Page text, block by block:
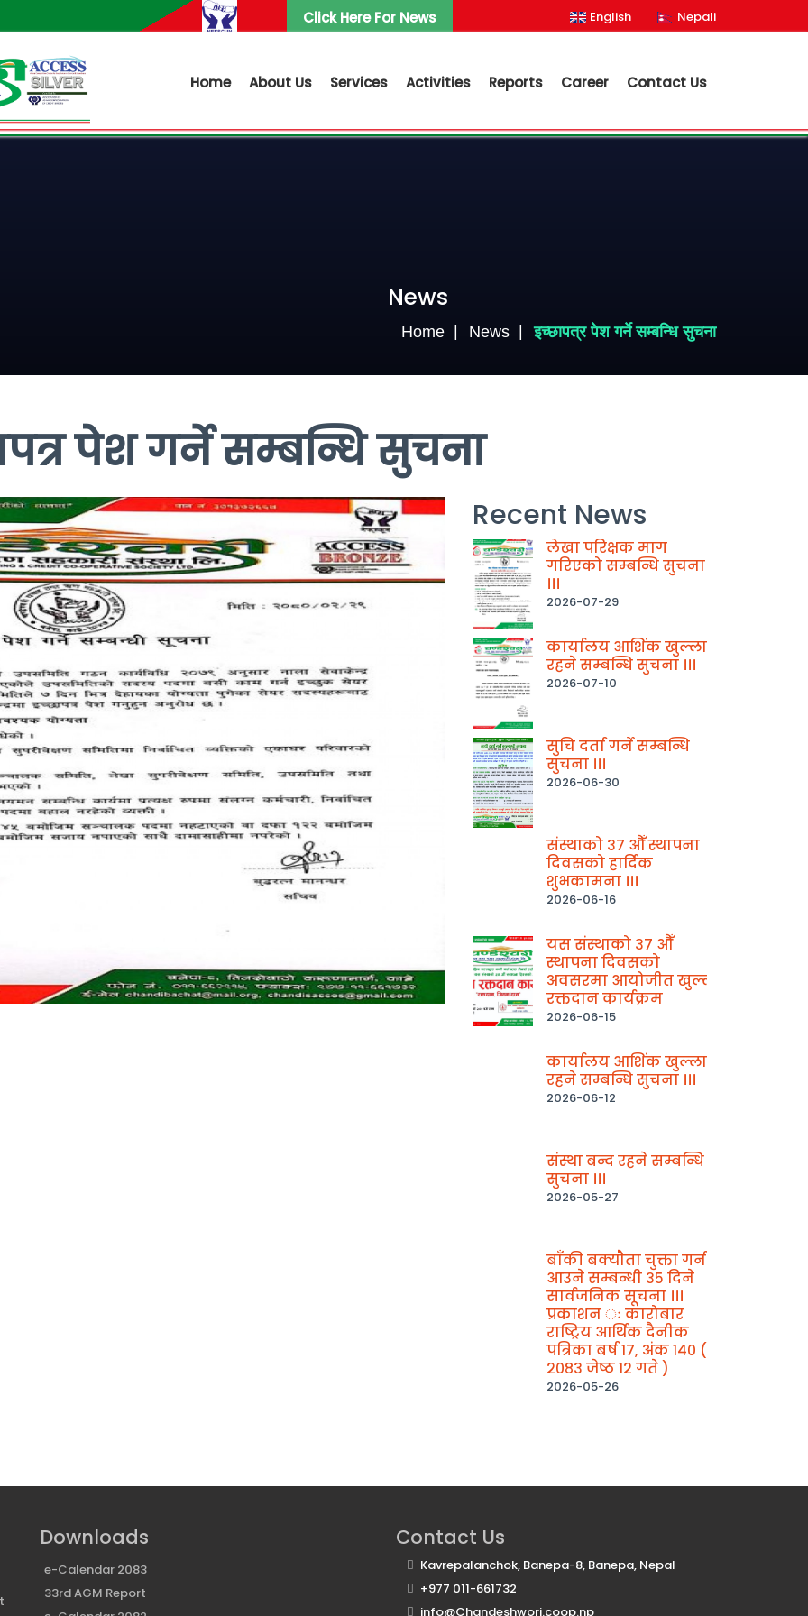
Click Here For News English Nepali
Home About Us Services Activities Reports Career Contact Us
News
Home News इच्छापत्र पेश गर्ने सम्बन्धि सुचना
पेश गर्ने सम्बन्धि सुचना
Recent News
लेखा परिक्षक माग
गरिएको सम्बन्धि सुचना
।।।
2026-07-29
कार्यालय आशिंक खुल्ला
रहने सम्बन्धि सुचना ।।।
2026-07-10
सुचि दर्ता गर्ने सम्बन्धि
सुचना ।।।
2026-06-30
संस्थाको ३७ औँ स्थापना
दिवसको हार्दिक
शुभकामना ।।।
2026-06-16
यस संस्थाको ३७ औँ
स्थापना दिवसको
अवसरमा आयोजीत खुल्ला
रक्तदान कार्यक्रम
2026-06-15
कार्यालय आशिंक खुल्ला
रहने सम्बन्धि सुचना ।।।
2026-06-12
संस्था बन्द रहने सम्बन्धि
सुचना ।।।
2026-05-27
बाँकी बक्योैता चुक्ता गर्न
आउने सम्बन्धी ३५ दिने
सार्वजनिक सूचना ।।।
प्रकाशन ः कारोबार
राष्ट्रिय आर्थिक दैनीक
पत्रिका बर्ष १७, अंक १४० (
२०८३ जेष्ठ १२ गते )
2026-05-26
Downloads
e-Calendar 2083
33rd AGM Report
Contact Us
Kavrepalanchok, Banepa-8, Banepa, Nepal
+977 011-661732
info@Chandeshwori.coop.np